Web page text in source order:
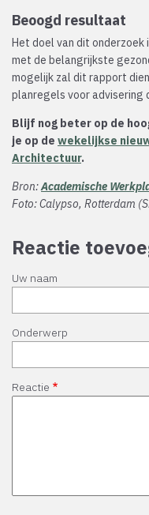
Beoogd resultaat
Het doel van dit
met de belangrijkste
mogelijk zal dit rapport
planregels voor advisering
Blijf nog beter op de
je op de wekelijkse
Architectuur.
Bron:Academische
Foto: Calypso, Rotterdam
Reactie
Uw naam
Onderwerp
Reactie